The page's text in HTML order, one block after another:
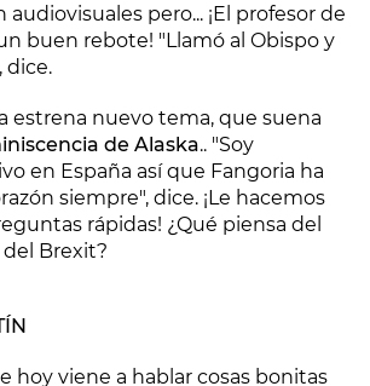
pero... ¡El profesor de
buen rebote! "Llamó al Obispo y
dice.
estrena nuevo tema, que suena
de Alaska.. "Soy
en España así que Fangoria ha
siempre", dice. ¡Le hacemos
rápidas! ¿Qué piensa del
del Brexit?
hoy viene a hablar cosas bonitas